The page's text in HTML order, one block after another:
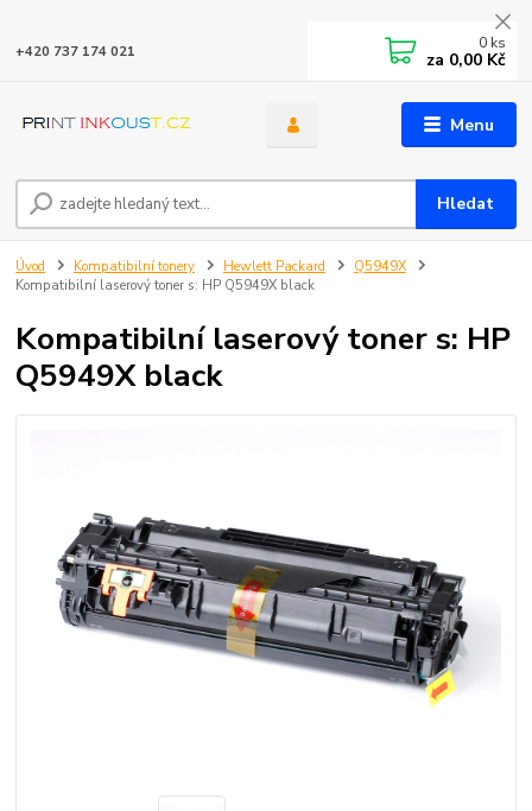
Menu
Hledat
+420 737 174 021 0 ks
za 0,00 Kč
Úvod Kompatibilní tonery Hewlett Packard
Q5949X
Kompatibilní laserový toner s: HP Q5949X black
Kompatibilní laserový toner s: HP
Q5949X black